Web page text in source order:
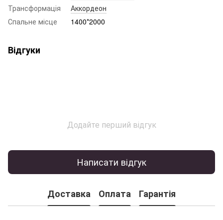
Трансформація
Аккордеон
Спальне місце
1400*2000
Відгуки
Додайте перший відгук
Написати відгук
Доставка Оплата Гарантія